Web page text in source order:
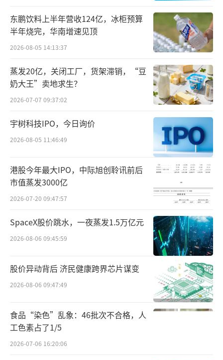
在1995年就将艺术工作室开到了法国巴黎，后
续又在上海、德国及英国建立研发中心。
姜天武对“做好一床被子”的执着与投
入，也得到市场热烈的回响。
2000年至2005年，梦洁床上用品销售量在
全国同类企业中连年稳居第一；2002年，“梦
洁”先后被认定为“中国驰名商标”和“中国
期间，姜天武还完成了梦洁股份合作制改
革，他自己则成了公司实控人。2010年，梦洁
姜天武也迎来了他的高光时刻。
而梦洁崛起的叙事背面，是高度集权的治
理模式。
姜天武亲力亲为的品质偏执与战略胆识，
是梦洁从一家地方被服厂成长为“高端床品一
哥”的基石。但这种成功也滋生出一种“大家
长”式的管理生态：公司的重大决策、品牌方
东鹏饮料上半年营收124亿，冰柜预算
半年烧完，华南增速见顶
2026-08-05 14:13:37
蒸发20亿，关闭工厂，货架滞销，“豆
奶大王”卖地求生？
2026-07-07 09:37:02
宇树科技IPO，今日询价
2026-08-05 11:46:49
港股今年最大IPO，中际旭创聆讯前后
市值蒸发3000亿
2026-07-20 09:47:57
SpaceX股价跳水，一夜蒸发1.5万亿元
2026-08-06 09:45:59
股价异动背后 济民健康跨界芯片谋变
2026-08-06 09:47:49
食品“染色”乱象：46批次不合格，人
工色素占了1/5
2026-07-06 16:20:06